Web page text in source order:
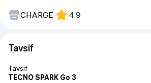
CHARGE
4.9
Tavsif
Tavsif
TECNO SPARK Go 3